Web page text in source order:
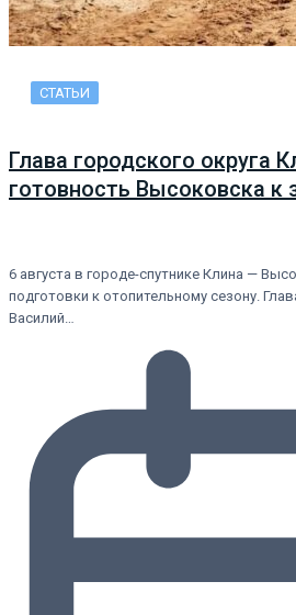
СТАТЬИ
Глава городского округа
готовность Высоковска к
6 августа в городе-спутнике Клина —
подготовки к отопительному сезону.
Василий…